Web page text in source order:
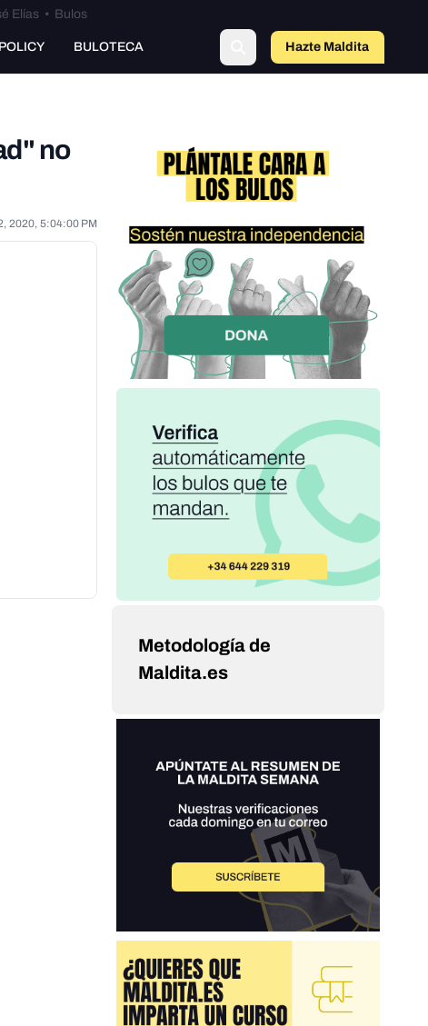
Elías • Bulos
POLICY BULOTECA Hazte Maldita
no
2020, 5:04:00 PM
Metodología de
Maldita.es